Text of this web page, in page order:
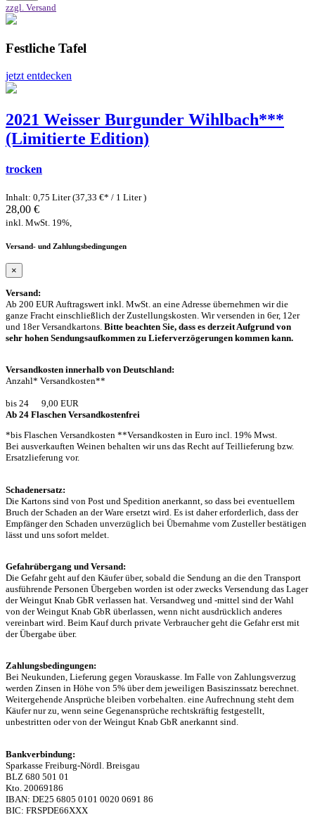
zzgl. Versand
Festliche Tafel
jetzt entdecken
2021 Weisser Burgunder Wihlbach***
(Limitierte Edition)
trocken
Inhalt: 0,75 Liter (37,33 €* / 1 Liter )
28,00 €
inkl. MwSt. 19%,
Versand- und Zahlungsbedingungen
×
Versand:
Ab 200 EUR Auftragswert inkl. MwSt. an eine Adresse übernehmen wir die
ganze Fracht einschließlich der Zustellungskosten. Wir versenden in 6er, 12er
und 18er Versandkartons. Bitte beachten Sie, dass es derzeit Aufgrund von
sehr hohen Sendungsaufkommen zu Lieferverzögerungen kommen kann.
Versandkosten innerhalb von Deutschland:
Anzahl* Versandkosten**
bis 24 9,00 EUR
Ab 24 Flaschen Versandkostenfrei
*bis Flaschen Versandkosten **Versandkosten in Euro incl. 19% Mwst.
Bei ausverkauften Weinen behalten wir uns das Recht auf Teillieferung bzw.
Ersatzlieferung vor.
Schadenersatz:
Die Kartons sind von Post und Spedition anerkannt, so dass bei eventuellem
Bruch der Schaden an der Ware ersetzt wird. Es ist daher erforderlich, dass der
Empfänger den Schaden unverzüglich bei Übernahme vom Zusteller bestätigen
lässt und uns sofort meldet.
Gefahrübergang und Versand:
Die Gefahr geht auf den Käufer über, sobald die Sendung an die den Transport
ausführende Personen Übergeben worden ist oder zwecks Versendung das Lager
der Weingut Knab GbR verlassen hat. Versandweg und -mittel sind der Wahl
von der Weingut Knab GbR überlassen, wenn nicht ausdrücklich anderes
vereinbart wird. Beim Kauf durch private Verbraucher geht die Gefahr erst mit
der Übergabe über.
Zahlungsbedingungen:
Bei Neukunden, Lieferung gegen Vorauskasse. Im Falle von Zahlungsverzug
werden Zinsen in Höhe von 5% über dem jeweiligen Basiszinssatz berechnet.
Weitergehende Ansprüche bleiben vorbehalten. eine Aufrechnung steht dem
Käufer nur zu, wenn seine Gegenansprüche rechtskräftig festgestellt,
unbestritten oder von der Weingut Knab GbR anerkannt sind.
Bankverbindung:
Sparkasse Freiburg-Nördl. Breisgau
BLZ 680 501 01
Kto. 20069186
IBAN: DE25 6805 0101 0020 0691 86
BIC: FRSPDE66XXX